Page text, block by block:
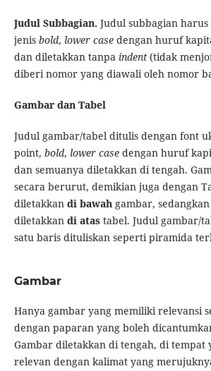
Judul Subbagian. Judul subbagian harus
jenis bold, lower casedengan huruf
dan diletakkan tanpa indent(tidak
diberi nomor yang diawali oleh nomor
Gambardan Tabel
Judul gambar/tabel ditulis dengan font
point, bold, lower casedengan huruf
dan semuanya diletakkan di tengah.
secara berurut, demikian juga dengan
diletakkan di bawahgambar,
diletakkan di atas tabel. Judul gambar/
satu baris dituliskan seperti piramida
Gambar
Hanya gambar yang memiliki relevansi
dengan paparan yang boleh
Gambar diletakkan di tengah, di tempat
relevan dengan kalimat yang